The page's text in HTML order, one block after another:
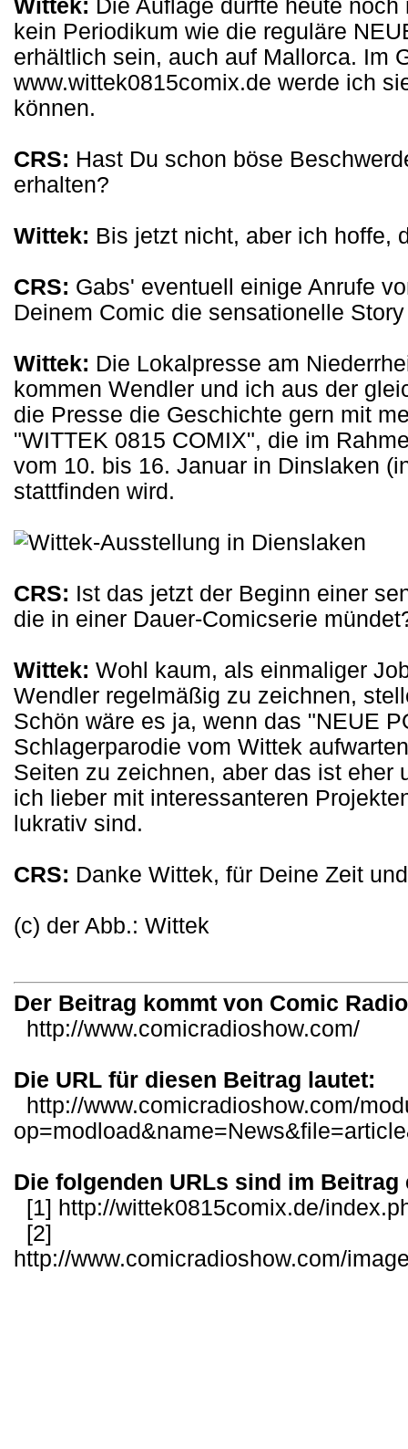
Wittek: Die Auflage dürfte heute
kein Periodikum wie die reguläre
erhältlich sein, auch auf Mallorca. Im
www.wittek0815comix.de werde ich
können.
CRS: Hast Du schon böse
erhalten?
Wittek: Bis jetzt nicht, aber ich hoffe,
CRS: Gabs' eventuell einige Anrufe
Deinem Comic die sensationelle
Wittek: Die Lokalpresse am
kommen Wendler und ich aus der
die Presse die Geschichte gern mit
"WITTEK 0815 COMIX", die im
vom 10. bis 16. Januar in Dinslaken
stattfinden wird.
CRS: Ist das jetzt der Beginn einer
die in einer Dauer-Comicserie
Wittek: Wohl kaum, als einmaliger
Wendler regelmäßig zu zeichnen,
Schön wäre es ja, wenn das "NEUE
Schlagerparodie vom Wittek
Seiten zu zeichnen, aber das ist eher
ich lieber mit interessanteren
lukrativ sind.
CRS: Danke Wittek, für Deine Zeit
(c) der Abb.: Wittek
Der Beitrag kommt von Comic
http://www.comicradioshow.com/
Die URL für diesen Beitrag lautet:
http://www.comicradioshow.com/
Die folgenden URLs sind im Beitrag
[1] http://wittek0815comix.de/
[2]
http://www.comicradioshow.com/